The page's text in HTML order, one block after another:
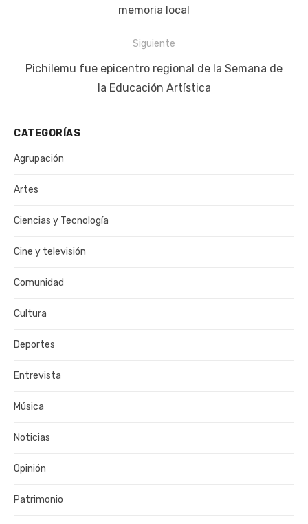
memoria local
Siguiente
Siguiente
Pichilemu fue epicentro regional de la Semana de
la Educación Artística
CATEGORÍAS
Agrupación
Artes
Ciencias y Tecnología
Cine y televisión
Comunidad
Cultura
Deportes
Entrevista
Música
Noticias
Opinión
Patrimonio